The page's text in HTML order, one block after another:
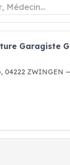
Garagiste
04222 ZWINGEN